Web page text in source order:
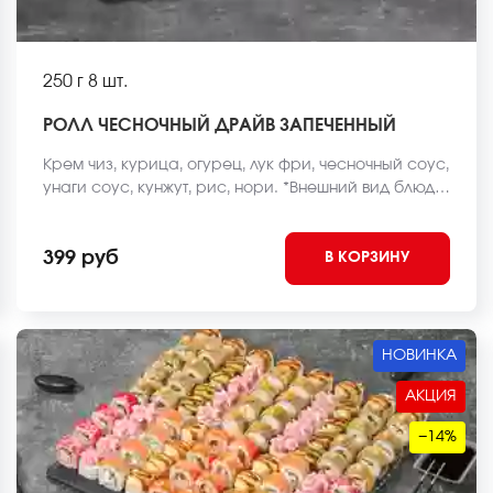
250 г 8 шт.
РОЛЛ ЧЕСНОЧНЫЙ ДРАЙВ ЗАПЕЧЕННЫЙ
Крем чиз, курица, огурец, лук фри, чесночный соус,
унаги соус, кунжут, рис, нори. *Внешний вид блюда
399 руб В КОРЗИНУ
НОВИНКА
АКЦИЯ
−14%